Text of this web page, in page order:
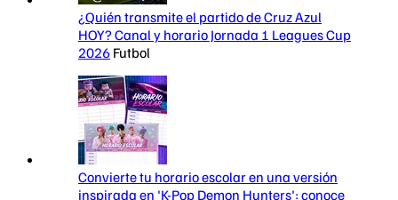
¿Quién transmite el partido de Cruz Azul
HOY? Canal y horario Jornada 1 Leagues Cup
2026 Futbol
Convierte tu horario escolar en una versión
inspirada en 'K-Pop Demon Hunters': conoce